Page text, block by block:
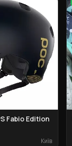
Fabio Edition
Київ